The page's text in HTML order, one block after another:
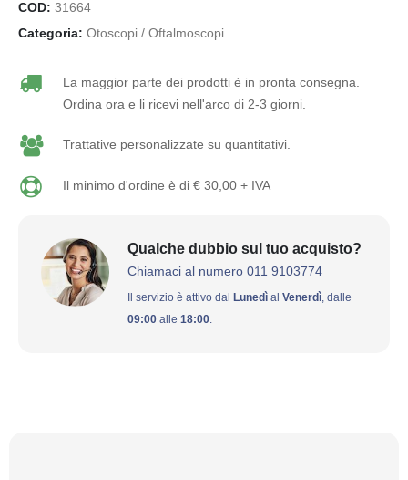
COD: 31664
Categoria: Otoscopi / Oftalmoscopi
La maggior parte dei prodotti è in pronta consegna.
Ordina ora e li ricevi nell'arco di 2-3 giorni.
Trattative personalizzate su quantitativi.
Il minimo d'ordine è di € 30,00 + IVA
Qualche dubbio sul tuo acquisto?
Chiamaci al numero 011 9103774
Il servizio è attivo dal Lunedì al Venerdì , dalle
09:00 alle 18:00